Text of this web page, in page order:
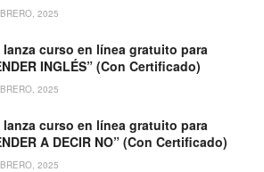
2025
lanza curso en línea gratuito para
INGLÉS” (Con Certificado)
2025
lanza curso en línea gratuito para
A DECIR NO” (Con Certificado)
2025